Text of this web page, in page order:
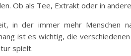
Ob als Tee, Extrakt oder in
in der immer mehr Menschen
ist es wichtig, die
spielt.